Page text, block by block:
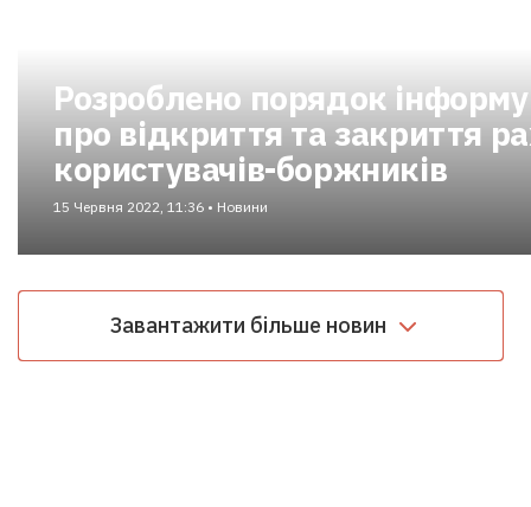
Розроблено порядок
про відкриття та закриття
користувачів-боржників
15 Червня 2022, 11:36 • Новини
Завантажити більше новин